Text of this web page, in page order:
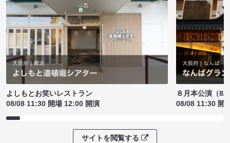
よしもとお笑いレストラン
08/08 11:30 開場 12:00 開演
８月本公演（8/
08/08 11:30 開
サイトを閲覧する